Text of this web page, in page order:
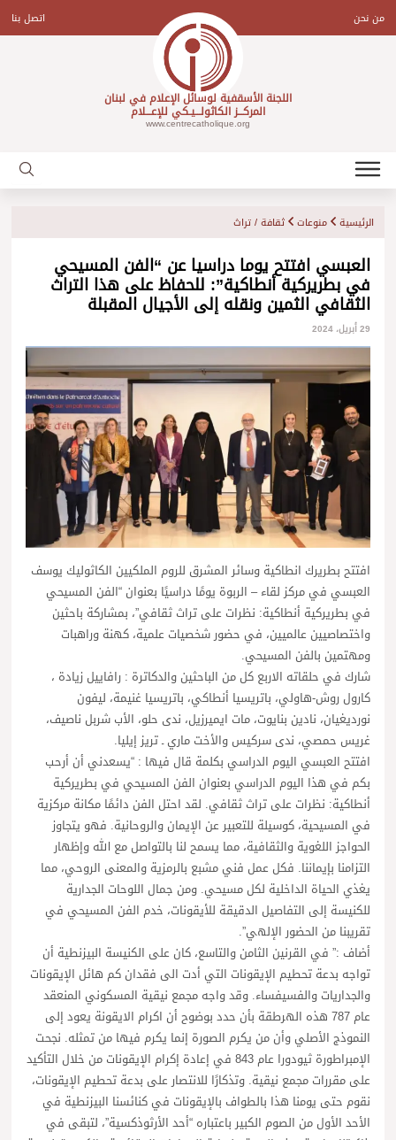
contentمن نحن اتصل بنا
اللجنة الأسقفية لوسائل الإعلام في لبنان
المركـــز الكاثولـــيـكي للإعـــلام
www.centrecatholique.org
الرئيسية منوعات ثقافة / تراث
العبسي افتتح يوما دراسيا عن “الفن المسيحي
في بطريركية أنطاكية”: للحفاظ على هذا التراث
الثقافي الثمين ونقله إلى الأجيال المقبلة
29 أبريل، 2024
افتتح بطريرك انطاكية وسائر المشرق للروم الملكيين الكاثوليك يوسف
العبسي في مركز لقاء – الربوة يومًا دراسيًا بعنوان “الفن المسيحي
في بطريركية أنطاكية: نظرات على تراث ثقافي”، بمشاركة باحثين
واختصاصيين عالميين، في حضور شخصيات علمية، كهنة وراهبات
ومهتمين بالفن المسيحي.
شارك في حلقاته الاربع كل من الباحثين والدكاترة : رافاييل زيادة ،
كارول روش-هاولي، باتريسيا أنطاكي، باتريسيا غنيمة، ليفون
نورديغيان، نادين بنايوت، مات ايميرزيل، ندى حلو، الأب شربل ناصيف،
غريس حمصي، ندى سركيس والأخت ماري ـ تريز إيليا.
افتتح العبسي اليوم الدراسي بكلمة قال فيها : “يسعدني أن أرحب
بكم في هذا اليوم الدراسي بعنوان الفن المسيحي في بطريركية
أنطاكية: نظرات على تراث ثقافي. لقد احتل الفن دائمًا مكانة مركزية
في المسيحية، كوسيلة للتعبير عن الإيمان والروحانية. فهو يتجاوز
الحواجز اللغوية والثقافية، مما يسمح لنا بالتواصل مع الله وإظهار
التزامنا بإيماننا. فكل عمل فني مشبع بالرمزية والمعنى الروحي، مما
يغذي الحياة الداخلية لكل مسيحي. ومن جمال اللوحات الجدارية
للكنيسة إلى التفاصيل الدقيقة للأيقونات، خدم الفن المسيحي في
تقريبنا من الحضور الإلهي”.
أضاف :” في القرنين الثامن والتاسع، كان على الكنيسة البيزنطية أن
تواجه بدعة تحطيم الإيقونات التي أدت الى فقدان كم هائل الإيقونات
والجداريات والفسيفساء. وقد واجه مجمع نيقية المسكوني المنعقد
عام 787 هذه الهرطقة بأن حدد بوضوح أن اكرام الايقونة يعود إلى
النموذج الأصلي وأن من يكرم الصورة إنما يكرم فيها من تمثله. نجحت
الإمبراطورة ثيودورا عام 843 في إعادة إكرام الإيقونات من خلال التأكيد
على مقررات مجمع نيقية. وتذكارًا للانتصار على بدعة تحطيم الإيقونات،
نقوم حتى يومنا هذا بالطواف بالإيقونات في كنائسنا البيزنطية في
الأحد الأول من الصوم الكبير باعتباره “أحد الأرثوذكسية”، لتبقى في